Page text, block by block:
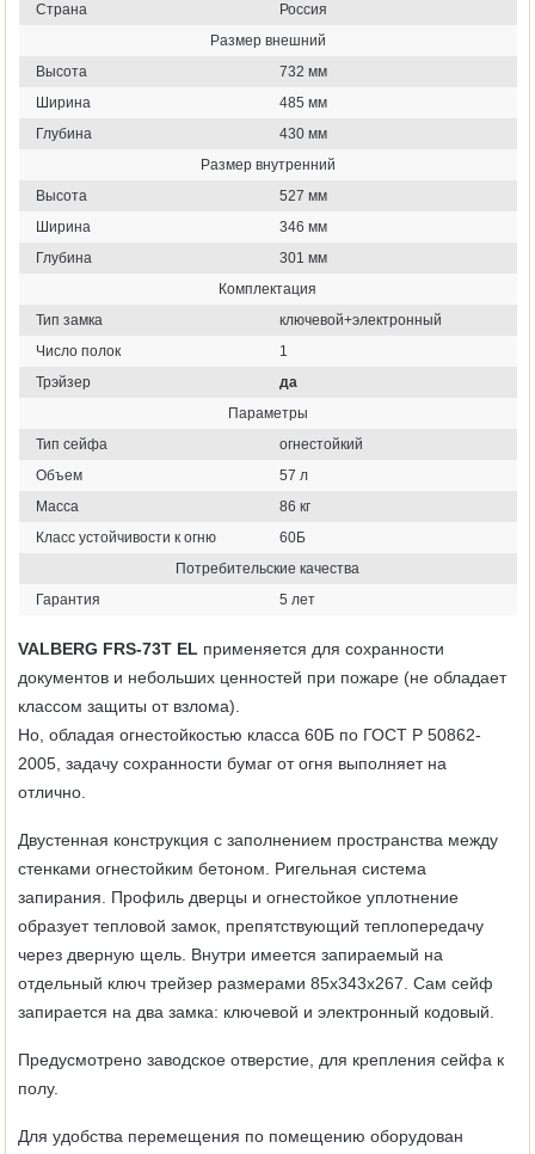
Страна
Россия
Размер внешний
Высота
732 мм
Ширина
485 мм
Глубина
430 мм
Размер внутренний
Высота
527 мм
Ширина
346 мм
Глубина
301 мм
Комплектация
Тип замка
ключевой+электронный
Число полок
1
Трэйзер
да
Параметры
Тип сейфа
огнестойкий
Объем
57 л
Масса
86 кг
Класс устойчивости к огню
60Б
Потребительские качества
Гарантия
5 лет
VALBERG FRS-73T EL применяется для сохранности
документов и небольших ценностей при пожаре (не обладает
классом защиты от взлома).
Но, обладая огнестойкостью класса 60Б по ГОСТ Р 50862-
2005, задачу сохранности бумаг от огня выполняет на
отлично.
Двустенная конструкция с заполнением пространства между
стенками огнестойким бетоном. Ригельная система
запирания. Профиль дверцы и огнестойкое уплотнение
образует тепловой замок, препятствующий теплопередачу
через дверную щель. Внутри имеется запираемый на
отдельный ключ трейзер размерами 85х343х267. Сам сейф
запирается на два замка: ключевой и электронный кодовый.
Предусмотрено заводское отверстие, для крепления сейфа к
полу.
Для удобства перемещения по помещению оборудован